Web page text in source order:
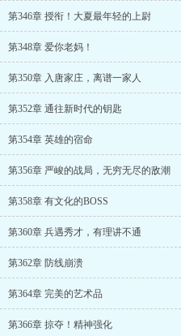
第346章 授衔！大夏最年轻的上尉
第348章 爱你老妈！
第350章 入唐家庄，离谱一家人
第352章 通往新时代的钥匙
第354章 英雄的宿命
第356章 严峻的战局，无穷无尽的敌潮
第358章 有文化的BOSS
第360章 兵遇秀才，有理讲不通
第362章 防线崩溃
第364章 完美的艺术品
第366章 掠夺！精神强化